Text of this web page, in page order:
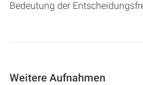
Bedeutung der
Weitere Aufnahmen